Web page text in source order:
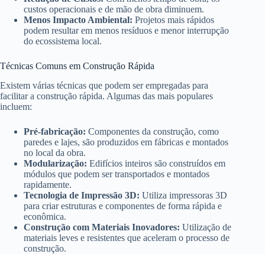
custos operacionais e de mão de obra diminuem.
Menos Impacto Ambiental: Projetos mais rápidos
podem resultar em menos resíduos e menor interrupção
do ecossistema local.
Técnicas Comuns em Construção Rápida
Existem várias técnicas que podem ser empregadas para
facilitar a construção rápida. Algumas das mais populares
incluem:
Pré-fabricação: Componentes da construção, como
paredes e lajes, são produzidos em fábricas e montados
no local da obra.
Modularização: Edifícios inteiros são construídos em
módulos que podem ser transportados e montados
rapidamente.
Tecnologia de Impressão 3D: Utiliza impressoras 3D
para criar estruturas e componentes de forma rápida e
econômica.
Construção com Materiais Inovadores: Utilização de
materiais leves e resistentes que aceleram o processo de
construção.